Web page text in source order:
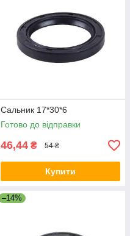
Сальник 17*30*6
Готово до відправки
46,44 ₴ 54 ₴
Купити
–14%